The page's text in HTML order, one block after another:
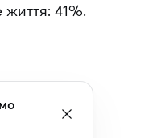
життя: 41%.
48%;